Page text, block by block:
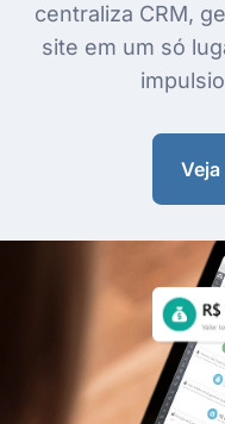
centraliza CRM,
site em um só